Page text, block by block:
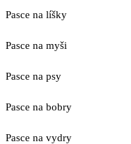
Pasce na líšky
Pasce na myši
Pasce na psy
Pasce na bobry
Pasce na vydry